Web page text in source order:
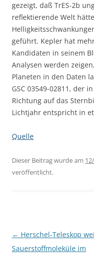
gezeigt, daß TrES-2b
reflektierende Welt
geführt. Kepler hat
Kandidaten in seinem
Analysen werden
Planeten in den Daten
GSC 03549-02811, der
Richtung auf das
Lichtjahr entspricht in
Quelle
Dieser Beitrag wurde am
veröffentlicht.
Beitragsnavigation
← Herschel-Teleskop
Sauerstoffmoleküle im